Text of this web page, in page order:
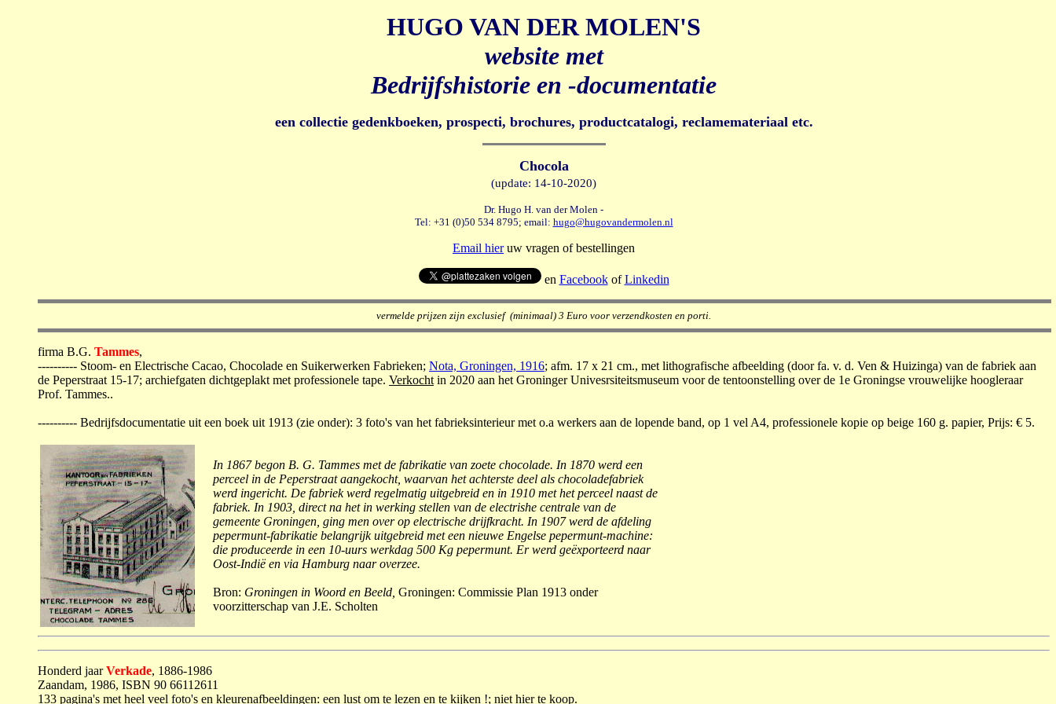
HUGO VAN DER MOLEN'S
website met
Bedrijfshistorie en -documentatie
een collectie gedenkboeken, prospecti, brochures, productcatalogi, reclamemateriaal etc.
Chocola
(update: 14-10-2020)
Dr. Hugo H. van der Molen -
Tel: +31 (0)50 534 8795; email: hugo@hugovandermolen.nl
Email hieruw vragen of bestellingen
en FacebookofLinkedin
vermelde prijzen zijn exclusief (minimaal) 3 Euro voor verzendkosten en porti.
firma B.G. Tammes,
---------- Stoom- en Electrische Cacao, Chocolade en Suikerwerken Fabrieken; Nota, Groningen, 1916; afm. 17 x 21 cm., met lithografische afbeelding (door fa. v. d. Ven & Huizinga) van de fabriek aan
de Peperstraat 15-17; archiefgaten dichtgeplakt met professionele tape. Verkocht in 2020 aan het Groninger Univesrsiteitsmuseum voor de tentoonstelling over de 1e Groningse vrouwelijke hoogleraar
Prof. Tammes..
---------- Bedrijfsdocumentatie uit een boek uit 1913 (zie onder): 3 foto's van het fabrieksinterieur met o.a werkers aan de lopende band, op 1 vel A4, professionele kopie op beige 160 g. papier, Prijs: € 5.
In 1867 begon B. G. Tammes met de fabrikatie van zoete chocolade. In 1870 werd een
perceel in de Peperstraat aangekocht, waarvan het achterste deel als chocoladefabriek
werd ingericht. De fabriek werd regelmatig uitgebreid en in 1910 met het perceel naast de
fabriek. In 1903, direct na het in werking stellen van de electrishe centrale van de
gemeente Groningen, ging men over op electrische drijfkracht. In 1907 werd de afdeling
pepermunt-fabrikatie belangrijk uitgebreid met een nieuwe Engelse pepermunt-machine:
die produceerde in een 10-uurs werkdag 500 Kg pepermunt. Er werd geëxporteerd naar
Oost-Indië en via Hamburg naar overzee.
Bron: Groningen in Woord en Beeld, Groningen: Commissie Plan 1913 onder
voorzitterschap van J.E. Scholten
Honderd jaarVerkade, 1886-1986
Zaandam, 1986, ISBN 90 66112611
133 pagina's met heel veel foto's en kleurenafbeeldingen: een lust om te lezen en te kijken !; niet hier te koop.